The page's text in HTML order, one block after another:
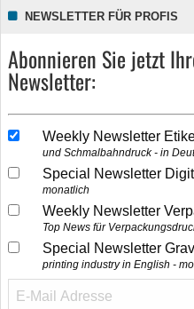
NEWSLETTER FÜR PROFIS
Abonnieren Sie jetzt
Newsletter:
Weekly Newsletter
und Schmalbahndruck - in
Special Newsletter
monatlich
Weekly Newsletter
Top News für
Special Newsletter
printing industry in English -